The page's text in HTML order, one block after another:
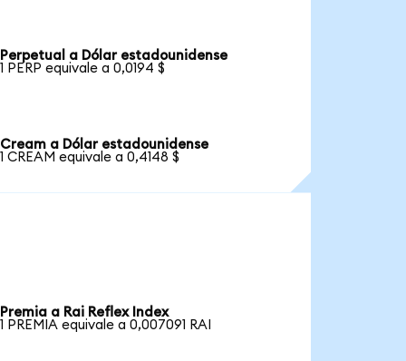
Perpetual a Dólar estadounidense
1 PERP equivale a 0,0194 $
Cream a Dólar estadounidense
1 CREAM equivale a 0,4148 $
Premia a Rai Reflex Index
1 PREMIA equivale a 0,007091 RAI